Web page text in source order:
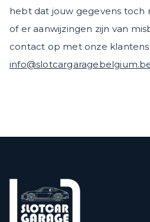
hebt dat jouw gegevens toch
of er aanwijzingen zijn van
contact op met onze